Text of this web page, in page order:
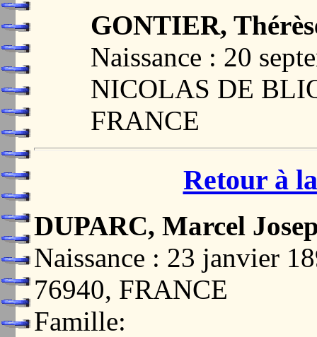
GONTIER,
Naissance : 20
NICOLAS DE
FRANCE
Retour à
DUPARC, Marcel
Naissance : 23 janvier
76940, FRANCE
Famille: